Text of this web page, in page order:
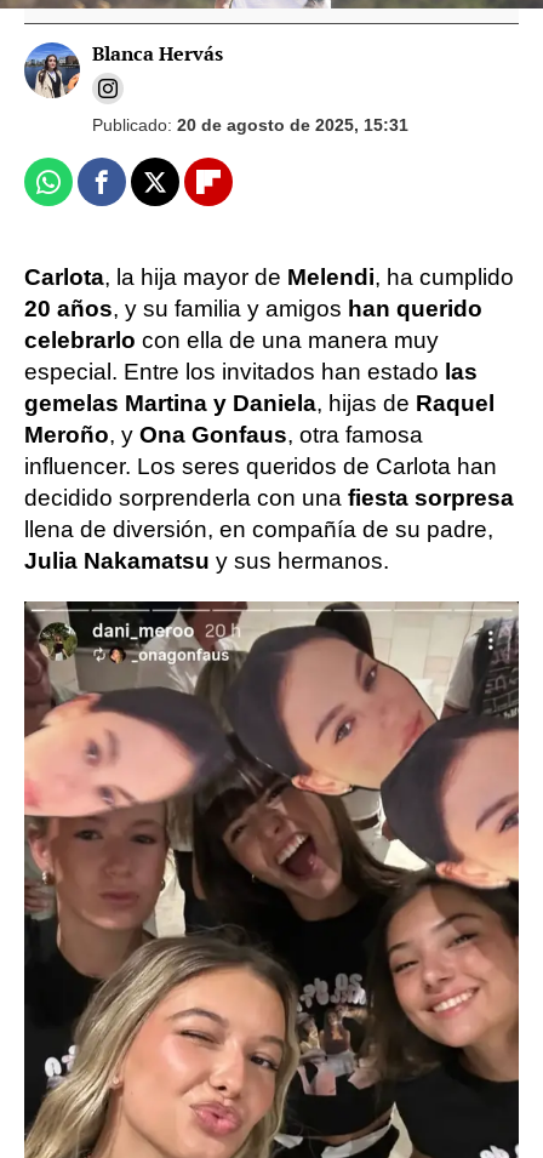
Blanca Hervás
Publicado: 20 de agosto de 2025, 15:31
WhatsappFacebook
X Flipboard
Carlota, la hija mayor de Melendi, ha cumplido
20 años, y su familia y amigos han querido
celebrarlo con ella de una manera muy
especial. Entre los invitados han estado las
gemelas Martina y Daniela, hijas de Raquel
Meroño, y Ona Gonfaus, otra famosa
influencer. Los seres queridos de Carlota han
decidido sorprenderla con una fiesta sorpresa
llena de diversión, en compañía de su padre,
Julia Nakamatsu y sus hermanos.